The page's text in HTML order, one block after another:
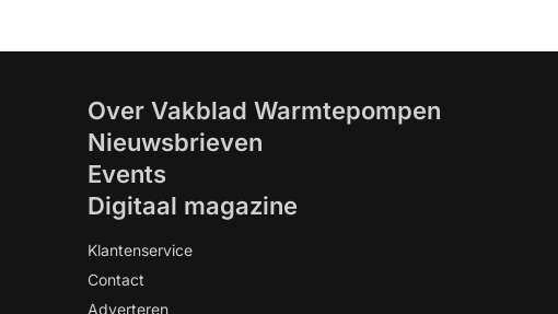
Over Vakblad Warmtepompen
Nieuwsbrieven
Events
Digitaal magazine
Klantenservice
Contact
Adverteren